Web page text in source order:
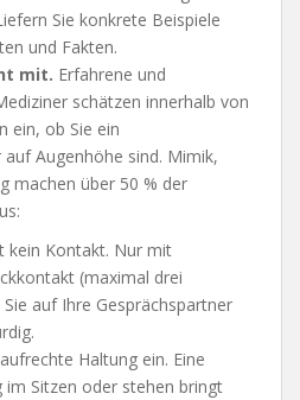
Sie konkrete Beispiele
und Fakten.
mit. Erfahrene und
schätzen innerhalb von
ein, ob Sie ein
auf Augenhöhe sind. Mimik,
machen über 50 % der
kein Kontakt. Nur mit
(maximal drei
auf Ihre Gesprächspartner
Haltung ein. Eine
im Sitzen oder stehen bringt